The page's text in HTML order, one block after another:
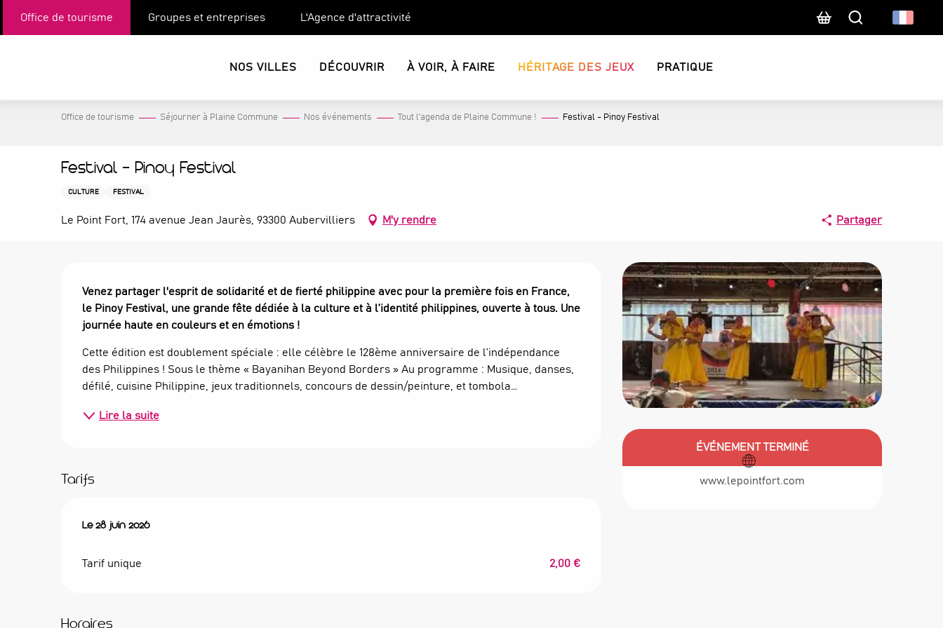
Office de tourisme Groupes et entreprises L'Agence d'attractivité
Recherche
NOS VILLES DÉCOUVRIR À VOIR, À FAIRE HÉRITAGE DES JEUX PRATIQUE
Office de tourisme Séjourner à Plaine Commune Nos événements Tout l’agenda de Plaine Commune ! Festival - Pinoy Festival
Festival - Pinoy Festival
CULTURE FESTIVAL
Le Point Fort, 174 avenue Jean Jaurès, 93300 Aubervilliers M'y rendre Partager
Ouverture et
ÉVÉNEMENT TERMINÉ
www.lepointfort.com
Description
Venez partager l'esprit de solidarité et de fierté philippine avec pour la première fois en France,
le Pinoy Festival, une grande fête dédiée à la culture et à l’identité philippines, ouverte à tous. Une
journée haute en couleurs et en émotions !
Cette édition est doublement spéciale : elle célèbre le 128ème anniversaire de l’indépendance
des Philippines ! Sous le thème « Bayanihan Beyond Borders » Au programme : Musique, danses,
défilé, cuisine Philippine, jeux traditionnels, concours de dessin/peinture, et tombola…
Lire la suite
Tarifs
Le28 juin 2026
Le28 juin 2026
Tarif unique 2,00 €
Horaires